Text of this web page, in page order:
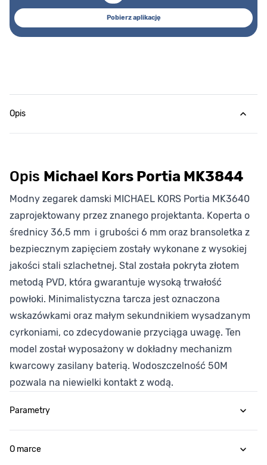
Pobierz aplikację
Opis
Opis Michael Kors Portia MK3844
Modny zegarek damski MICHAEL KORS Portia MK3640
zaprojektowany przez znanego projektanta. Koperta o
średnicy 36,5 mm i grubości 6 mm oraz bransoletka z
bezpiecznym zapięciem zostały wykonane z wysokiej
jakości stali szlachetnej. Stal została pokryta złotem
metodą PVD, która gwarantuje wysoką trwałość
powłoki. Minimalistyczna tarcza jest oznaczona
wskazówkami oraz małym sekundnikiem wysadzanym
cyrkoniami, co zdecydowanie przyciąga uwagę. Ten
model został wyposażony w dokładny mechanizm
kwarcowy zasilany baterią. Wodoszczelność 50M
pozwala na niewielki kontakt z wodą.
Parametry
O marce